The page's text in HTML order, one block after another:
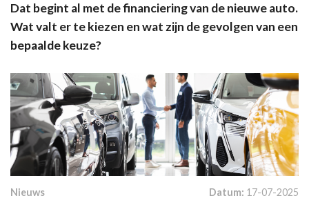
Dat begint al met de financiering van de nieuwe auto.
Wat valt er te kiezen en wat zijn de gevolgen van een
bepaalde keuze?
Nieuws Datum: 17-07-2025